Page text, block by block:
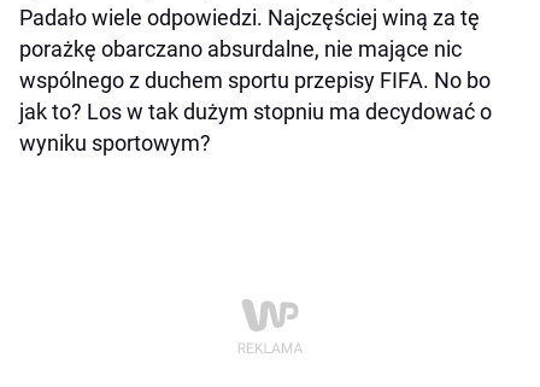
Padało wiele odpowiedzi. Najczęściej winą za tę
porażkę obarczano absurdalne, nie mające nic
wspólnego z duchem sportu przepisy FIFA. No bo
jak to? Los w tak dużym stopniu ma decydować o
wyniku sportowym?